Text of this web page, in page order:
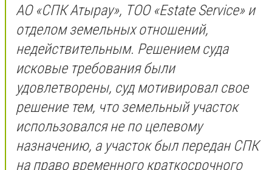
АО «СПК Атырау», ТОО «Estate Service» и
отделом земельных отношений,
недействительным. Решением суда
исковые требования были
удовлетворены, суд мотивировал свое
решение тем, что земельный участок
использовался не по целевому
назначению, а участок был передан СПК
на право временного краткосрочного